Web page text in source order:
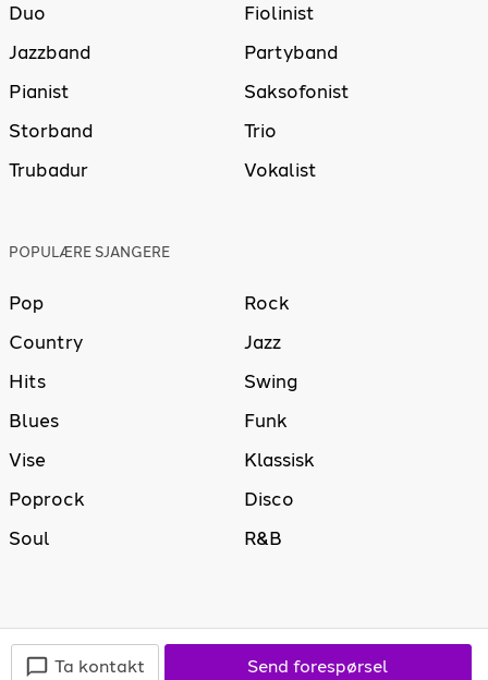
Ta kontakt Send forespørsel
Duo
Fiolinist
Jazzband
Partyband
Pianist
Saksofonist
Storband
Trio
Trubadur
Vokalist
POPULÆRE SJANGERE
Pop
Rock
Country
Jazz
Hits
Swing
Blues
Funk
Vise
Klassisk
Poprock
Disco
Soul
R&B